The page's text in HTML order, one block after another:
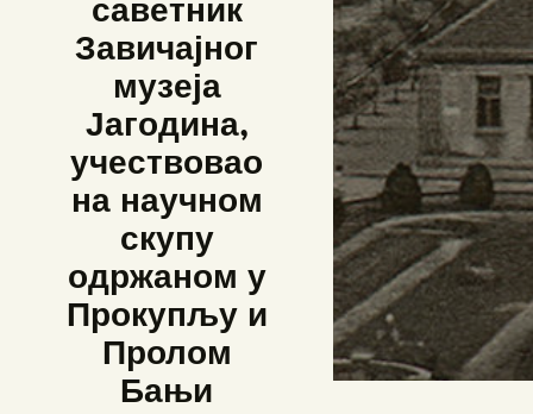
саветник
Завичајног
музеја
Јагодина,
учествовао
на научном
скупу
одржаном у
Прокупљу и
Пролом
Бањи
ИЗДАВАШТВО
БЛОГ
НАШ МУЗЕЈ
ENGLISH(ЕНГЛЕСКИ)